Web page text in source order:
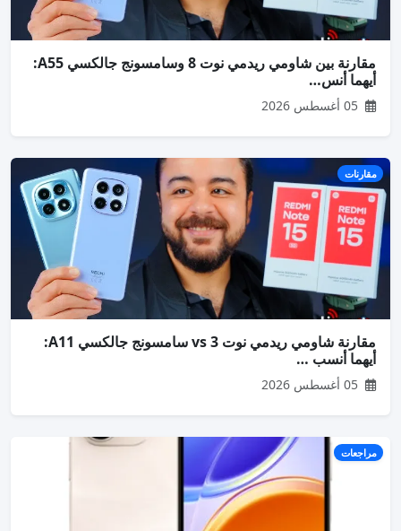
مقارنة بين شاومي ريدمي نوت 8 وسامسونج جالكسي A55:
أيهما أنس…
مقارنات
مقارنة شاومي ريدمي نوت 3 vs سامسونج جالكسي A11:
أيهما أنسب …
مراجعات